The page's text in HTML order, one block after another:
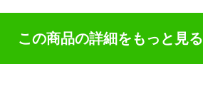
この商品の詳細をもっと見る